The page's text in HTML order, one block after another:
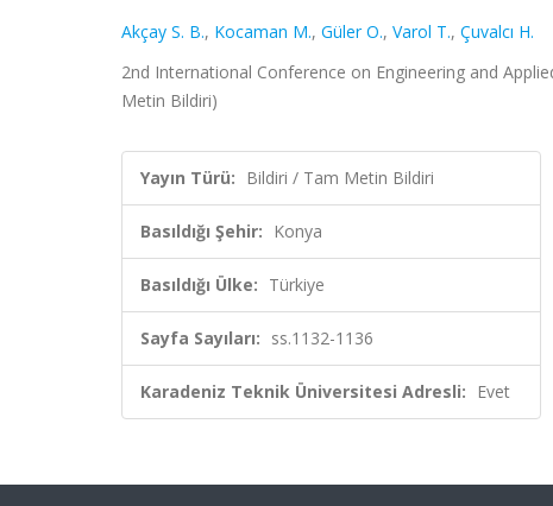
Akçay S. B., Kocaman M., Güler O., Varol T., Çuvalcı H.
2nd International Conference on Engineering and
Metin Bildiri)
Yayın Türü: Bildiri / Tam Metin Bildiri
Basıldığı Şehir: Konya
Basıldığı Ülke: Türkiye
Sayfa Sayıları: ss.1132-1136
Karadeniz Teknik Üniversitesi Adresli: Evet